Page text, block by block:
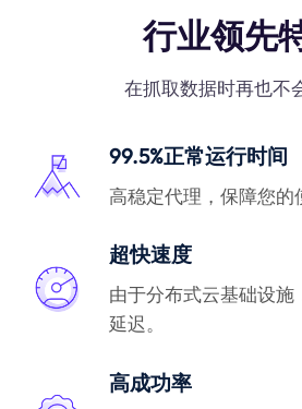
行业领先
在抓取数据时再也不
99.5%正常运行时间
高稳定代理，保障您的
超快速度
由于分布式云基础设施
延迟。
高成功率